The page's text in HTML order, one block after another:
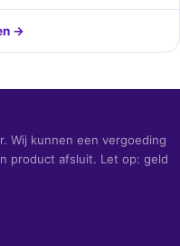
→
Wij kunnen een vergoeding
product afsluit. Let op: geld